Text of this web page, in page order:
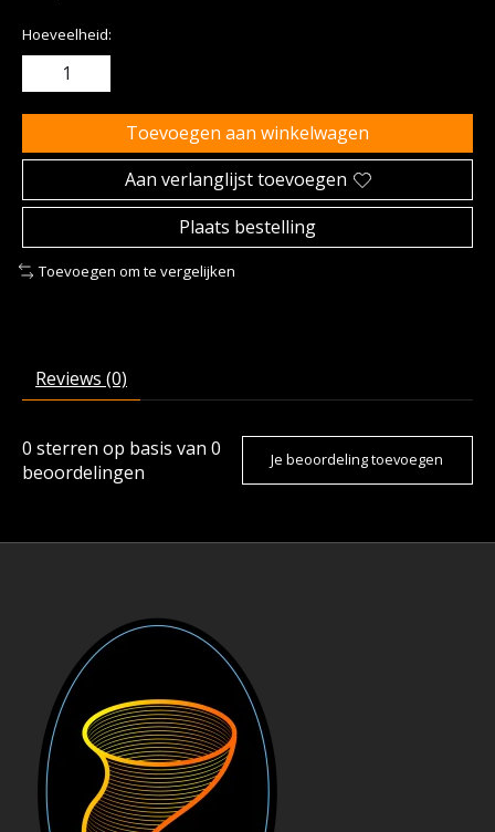
Hoeveelheid:
Toevoegen aan winkelwagen
Aan verlanglijst toevoegen
Plaats bestelling
Toevoegen om te vergelijken
Reviews (0)
0 sterren op basis van 0
beoordelingen
Je beoordeling toevoegen